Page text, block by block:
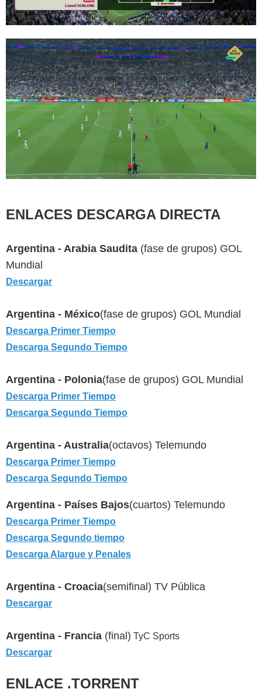
ENLACES DESCARGA DIRECTA
Argentina - Arabia Saudita (fase de grupos) GOL
Mundial
Descargar
Argentina - México(fase de grupos) GOL Mundial
Descarga Primer Tiempo
Descarga Segundo Tiempo
Argentina - Polonia(fase de grupos) GOL Mundial
Descarga Primer Tiempo
Descarga Segundo Tiempo
Argentina - Australia(octavos) Telemundo
Descarga Primer Tiempo
Descarga Segundo Tiempo
Argentina - Países Bajos(cuartos) Telemundo
Descarga Primer Tiempo
Descarga Segundo tiempo
Descarga Alargue y Penales
Argentina - Croacia(semifinal) TV Pública
Descargar
Argentina - Francia (final) TyC Sports
Descargar
ENLACE .TORRENT